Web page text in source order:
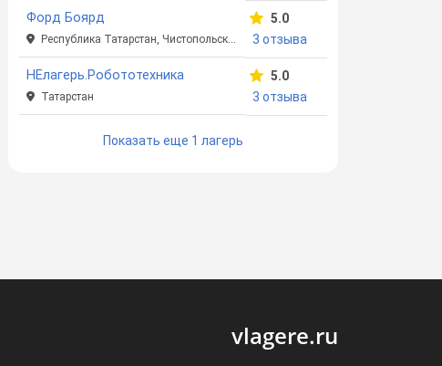
Форд Боярд
Республика Татарстан, Чистопольский район,
5.0
3 отзыва
НЕлагерь.Робототехника
Татарстан
5.0
3 отзыва
Показать еще 1 лагерь
vlagere.ru